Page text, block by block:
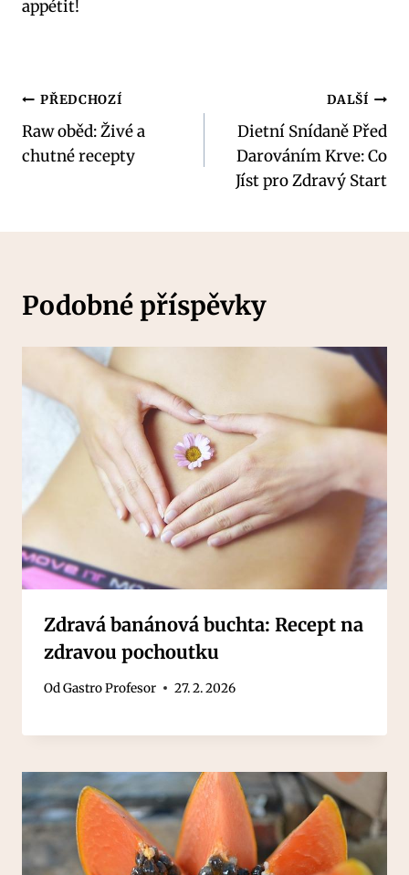
appétit!
Navigace
pro
PŘEDCHOZÍ
Raw oběd: Živé a
chutné recepty
DALŠÍ
Dietní Snídaně Před
Darováním Krve: Co
Jíst pro Zdravý Start
Podobné příspěvky
Zdravá banánová buchta: Recept na
zdravou pochoutku
OdGastro Profesor 27. 2. 2026